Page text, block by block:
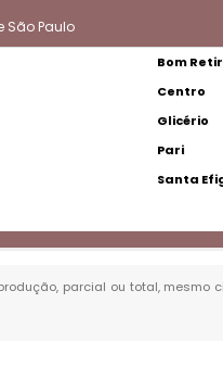
São Paulo
Bom
Centro
Glicério
Pari
Santa
parcial ou total,